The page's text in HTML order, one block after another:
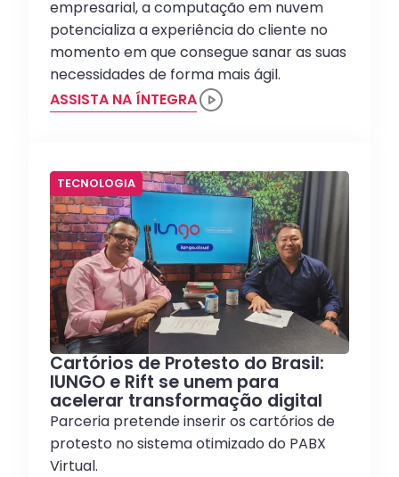
empresarial, a computação em nuvem
potencializa a experiência do cliente no
momento em que consegue sanar as suas
necessidades de forma mais ágil.
ASSISTA NA ÍNTEGRA
TECNOLOGIA
Cartórios de Protesto do Brasil:
IUNGO e Rift se unem para
acelerar transformação digital
Parceria pretende inserir os cartórios de
protesto no sistema otimizado do PABX
Virtual.